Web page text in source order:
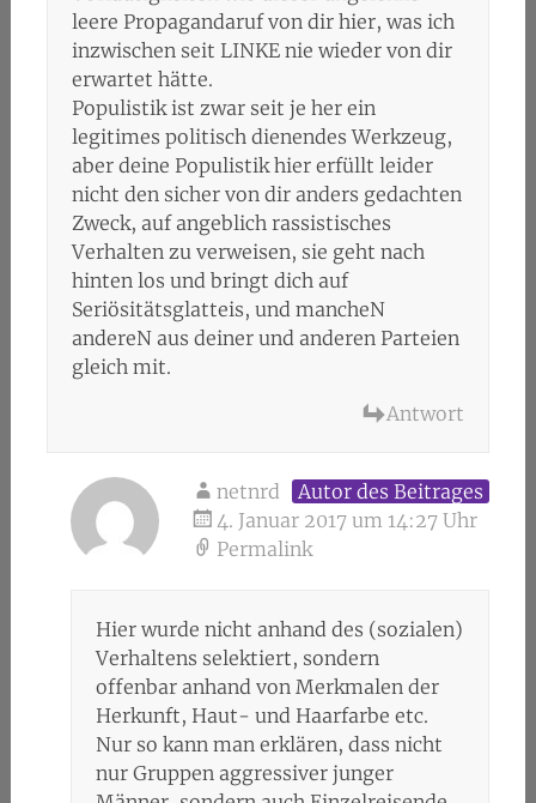
leere Propagandaruf von dir hier, was ich
inzwischen seit LINKE nie wieder von dir
erwartet hätte.
Populistik ist zwar seit je her ein
legitimes politisch dienendes Werkzeug,
aber deine Populistik hier erfüllt leider
nicht den sicher von dir anders gedachten
Zweck, auf angeblich rassistisches
Verhalten zu verweisen, sie geht nach
hinten los und bringt dich auf
Seriösitätsglatteis, und mancheN
andereN aus deiner und anderen Parteien
gleich mit.
Antwort
netnrd
Autor des Beitrages
4. Januar 2017 um 14:27 Uhr
Permalink
Hier wurde nicht anhand des (sozialen)
Verhaltens selektiert, sondern
offenbar anhand von Merkmalen der
Herkunft, Haut- und Haarfarbe etc.
Nur so kann man erklären, dass nicht
nur Gruppen aggressiver junger